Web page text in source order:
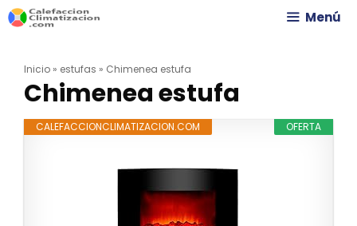
Saltar
contenido
Menú
Inicio » estufas » Chimenea estufa
Chimenea estufa
OFERTA
CALEFACCIONCLIMATIZACION.COM